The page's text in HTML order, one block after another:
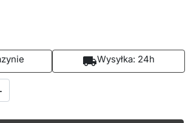
local_shippingWysyłka: 24h